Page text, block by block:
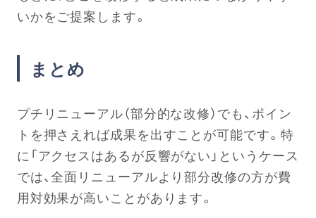
いかをご提案します。
まとめ
プチリニューアル（部分的な改修）でも、ポイン
トを押さえれば成果を出すことが可能です。特
に「アクセスはあるが反響がない」というケース
では、全面リニューアルより部分改修の方が費
用対効果が高いことがあります。